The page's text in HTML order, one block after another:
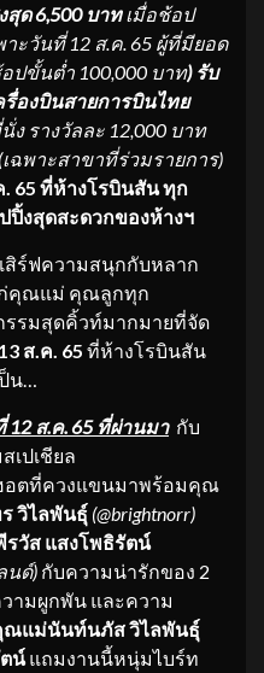
สุด6,500 บาทเมื่อช้อป
ะวันที่ 12 ส.ค. 65 ผู้ที่มียอด
ปขั้นต่ำ 100,000 บาท) รับ
องบินสายการบินไทย
ง รางวัลละ 12,000 บาท
ฉพาะสาขาที่ร่วมรายการ)
. 65 ที่ห้างโรบินสัน ทุก
ปิ้งสุดสะดวกของห้างฯ
สิร์ฟความสนุกกับหลาก
คุณแม่ คุณลูกทุก
รรมสุดคิ้วท์มากมายที่จัด
ส.ค. 65 ที่ห้างโรบินสัน
น…
12 ส.ค.65 ที่ผ่านมากับ
เปเชียล
อตที่ควงแขนมาพร้อมคุณ
วิไลพันธุ์ (@brightnorr)
รวัส แสงโพธิรัตน์
นด์) กับความน่ารักของ 2
ามผูกพัน และความ
ณแม่นันท์นภัส วิไลพันธุ์
น์แถมงานนี้หนุ่มไบร์ท